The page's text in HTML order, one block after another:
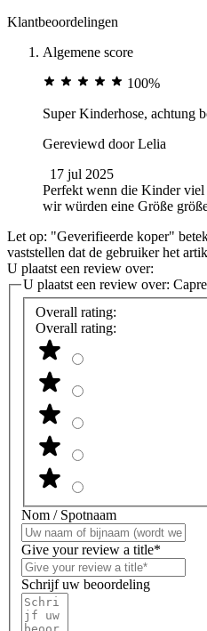
Klantbeoordelingen
Algemene score
100%
Super Kinderhose, achtung
Gereviewd doorLelia
17 jul 2025
Perfekt wenn die Kinder viel
wir würden eine Größe
Let op: "Geverifieerde koper"
vaststellen dat de gebruiker het
U plaatst een review over:
U plaatst een review over:
Overall rating:
Overall rating:
Nom / Spotnaam
Give your review a title*
Schrijf uw beoordeling